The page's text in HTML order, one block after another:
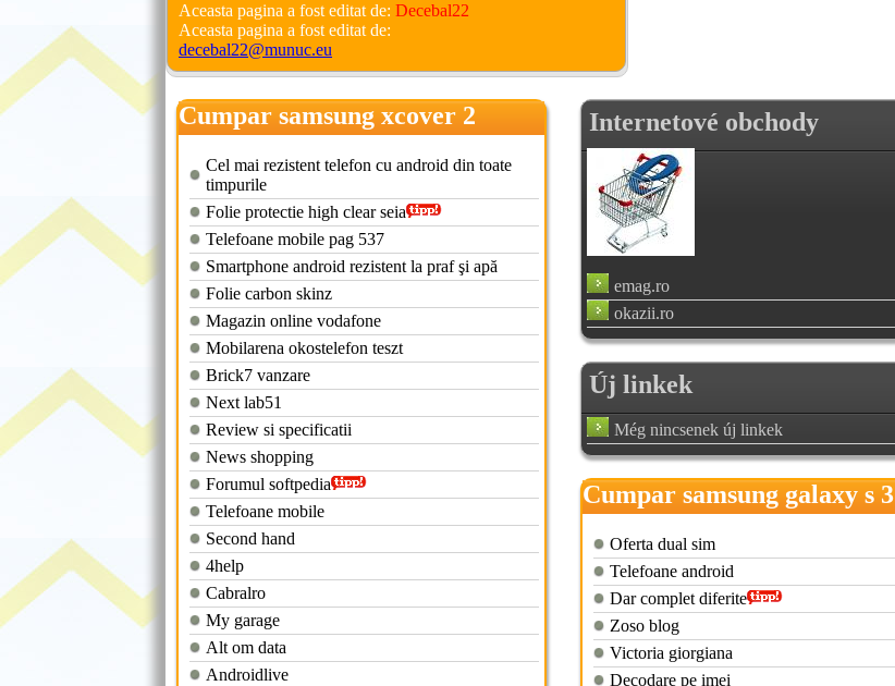
Aceasta pagina a fost editat de: Decebal22
Aceasta pagina a fost editat de:
decebal22@munuc.eu
Cumpar samsung xcover 2
Cel mai rezistent telefon cu android din toate
timpurile
Folie protectie high clear seia
Telefoane mobile pag 537
Smartphone android rezistent la praf şi apă
Folie carbon skinz
Magazin online vodafone
Mobilarena okostelefon teszt
Brick7 vanzare
Next lab51
Review si specificatii
News shopping
Forumul softpedia
Telefoane mobile
Second hand
4help
Cabralro
My garage
Alt om data
Androidlive
Internetové obchody
emag.ro
okazii.ro
Új linkek
Még nincsenek új linkek
Cumpar samsung galaxy s 3
mini
Oferta dual sim
Telefoane android
Dar complet diferite
Zoso blog
Victoria giorgiana
Decodare pe imei